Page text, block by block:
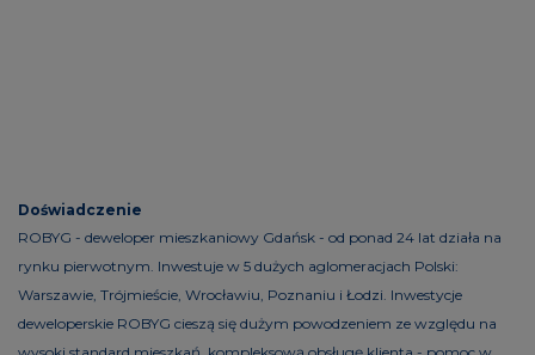
Doświadczenie
ROBYG - deweloper mieszkaniowy Gdańsk - od ponad 24 lat działa na
rynku pierwotnym. Inwestuje w 5 dużych aglomeracjach Polski:
Warszawie, Trójmieście, Wrocławiu, Poznaniu i Łodzi. Inwestycje
deweloperskie ROBYG cieszą się dużym powodzeniem ze względu na